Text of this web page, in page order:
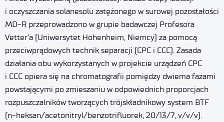
i oczyszczania solanesolu zatężonego w surowej pozostałości
MD-R przeprowadzono w grupie badawczej Profesora
Vetter’a (Uniwersytet Hohenheim, Niemcy) za pomocą
przeciwprądowych technik separacji (CPC i CCC). Zasada
działania obu wykorzystanych w projekcie urządzeń CPC
i CCC opiera się na chromatografii pomiędzy dwiema fazami
powstającymi po zmieszaniu w odpowiednich proporcjach
rozpuszczalników tworzących trójskładnikowy system BTF
(n-heksan/acetonitryl/benzotrifluorek, 20/13/7, v/v/v).